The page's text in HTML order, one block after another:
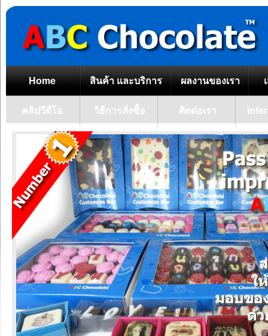
Home สินค้า และบริการ ผลงานของเรา
คลิปวีดีโอ วิธีการสั่งซื้อ ติดต่อเรา